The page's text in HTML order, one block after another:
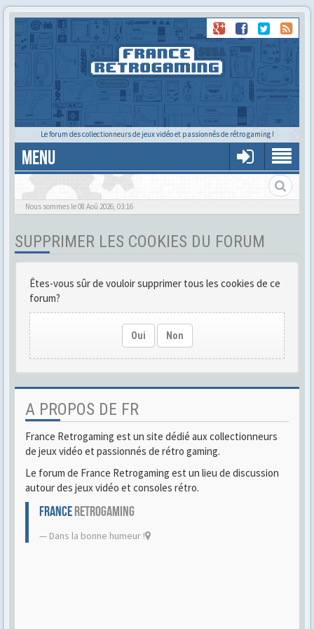
Le forum des collectionneurs de jeux vidéo et passionnés de rétro gaming !
MENU
Gère ton profil et tes préférences
Nous sommes le 08 Aoû 2026, 03:16
SUPPRIMER LES COOKIES DU FORUM
Êtes-vous sûr de vouloir supprimer tous les cookies de ce
forum?
Oui Non
A PROPOS DE FR
France Retrogaming est un site dédié aux collectionneurs
de jeux vidéo et passionnés de rétro gaming.
Le forum de France Retrogaming est un lieu de discussion
autour des jeux vidéo et consoles rétro.
FRANCERETROGAMING
Dans la bonne humeur !